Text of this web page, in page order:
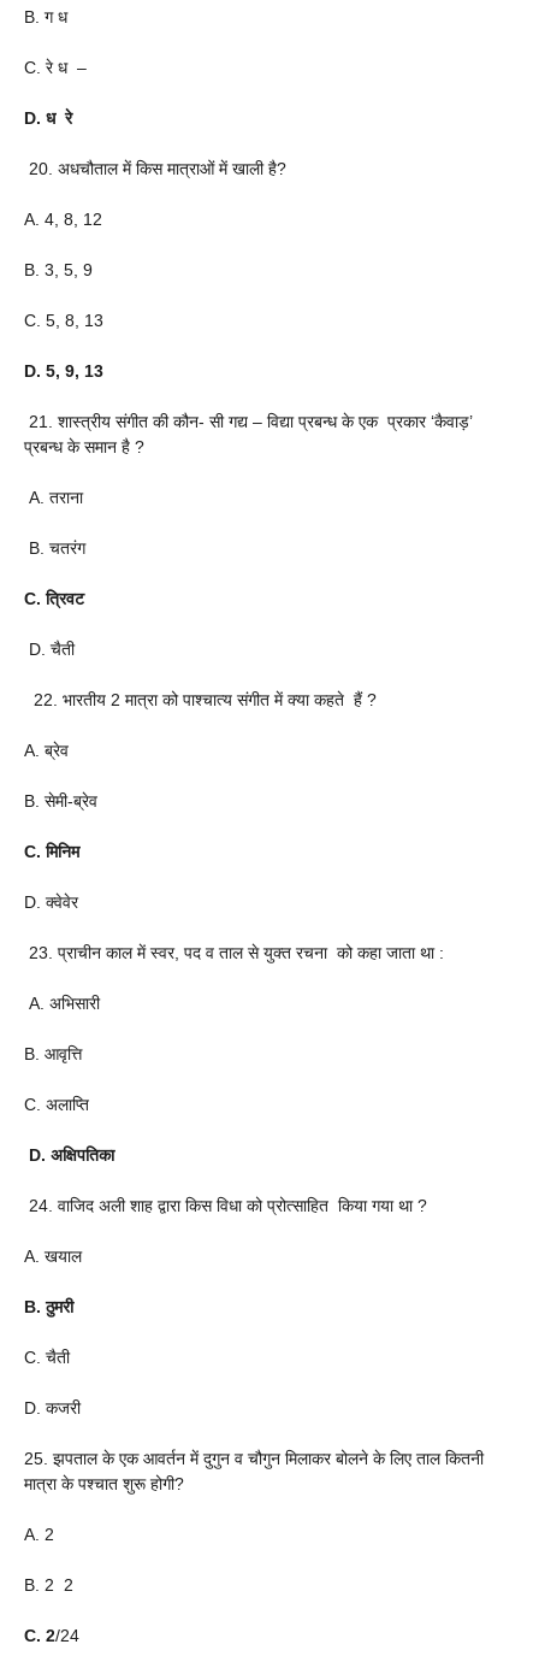
B. ग ध
C. रे ध –
D. ध रे
20. अधचौताल में किस मात्राओं में खाली है?
A. 4, 8, 12
B. 3, 5, 9
C. 5, 8, 13
D. 5, 9, 13
21. शास्त्रीय संगीत की कौन- सी गद्य – विद्या प्रबन्ध के एक प्रकार ‘कैवाड़’
प्रबन्ध के समान है ?
A. तराना
B. चतरंग
C. त्रिवट
D. चैती
22. भारतीय 2 मात्रा को पाश्चात्य संगीत में क्या कहते हैं ?
A. ब्रेव
B. सेमी-ब्रेव
C. मिनिम
D. क्वेवेर
23. प्राचीन काल में स्वर, पद व ताल से युक्त रचना को कहा जाता था :
A. अभिसारी
B. आवृत्ति
C. अलाप्ति
D. अक्षिपतिका
24. वाजिद अली शाह द्वारा किस विधा को प्रोत्साहित किया गया था ?
A. खयाल
B. ठुमरी
C. चैती
D. कजरी
25. झपताल के एक आवर्तन में दुगुन व चौगुन मिलाकर बोलने के लिए ताल कितनी
मात्रा के पश्चात शुरू होगी?
A. 2
B. 2 2
C. 2/24